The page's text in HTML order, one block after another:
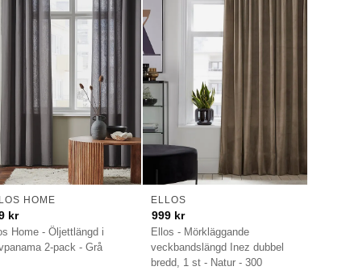
Home - Öljettlängd i
2-pack - Grå
HOME
kr
Ellos - Mörkläggande
veckbandslängd Inez dubbel
bredd, 1 st - Natur - 300
ELLOS
999 kr